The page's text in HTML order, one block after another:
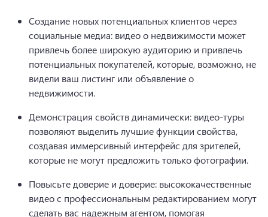
Создание новых потенциальных клиентов через
социальные медиа: видео о недвижимости может
привлечь более широкую аудиторию и привлечь
потенциальных покупателей, которые, возможно, не
видели ваш листинг или объявление о
недвижимости.
Демонстрация свойств динамически: видео-туры
позволяют выделить лучшие функции свойства,
создавая иммерсивный интерфейс для зрителей,
которые не могут предложить только фотографии.
Повысьте доверие и доверие: высококачественные
видео с профессиональным редактированием могут
сделать вас надежным агентом, помогая